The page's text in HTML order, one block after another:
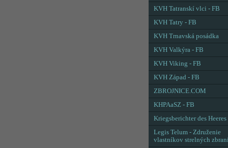
KVH Tatranskí vlci - FB
KVH Tatry - FB
KVH Trnavská posádka
KVH Valkýra - FB
KVH Viking - FB
KVH Západ - FB
ZBROJNICE.COM
KHPAaSZ - FB
Kriegsberichter des Heeres
Legis Telum - Združenie
vlastníkov strelných